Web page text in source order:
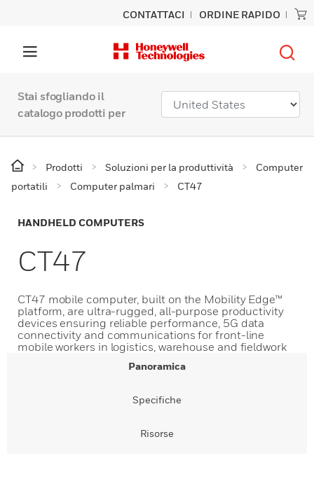
CONTATTACI ORDINE RAPIDO
Stai sfogliando il
catalogo prodotti per
Prodotti Soluzioni per la produttività
Computer
portatili
Computer palmari CT47
HANDHELD COMPUTERS
CT47
CT47 mobile computer, built on the Mobility Edge™
platform, are ultra-rugged, all-purpose productivity
devices ensuring reliable performance, 5G data
connectivity and communications for front-line
mobile workers in logistics, warehouse and fieldwork
Panoramica
Specifiche
Risorse